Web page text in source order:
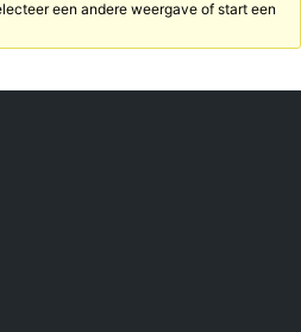
een andere weergave of start een